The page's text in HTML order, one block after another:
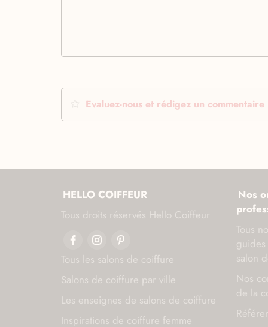
Evaluez-nous et rédigez un commentaire
HELLO COIFFEUR
Tous droits réservés Hello Coiffeur
Tous les salons de coiffure
Salons de coiffure par ville
Les enseignes de salons de coiffure
Inspirations de coiffure femme
Nos
Tous
salon
Nos
de la